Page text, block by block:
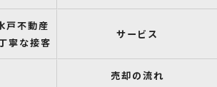
戸不動産
寧な接客
サービス
売却の流れ